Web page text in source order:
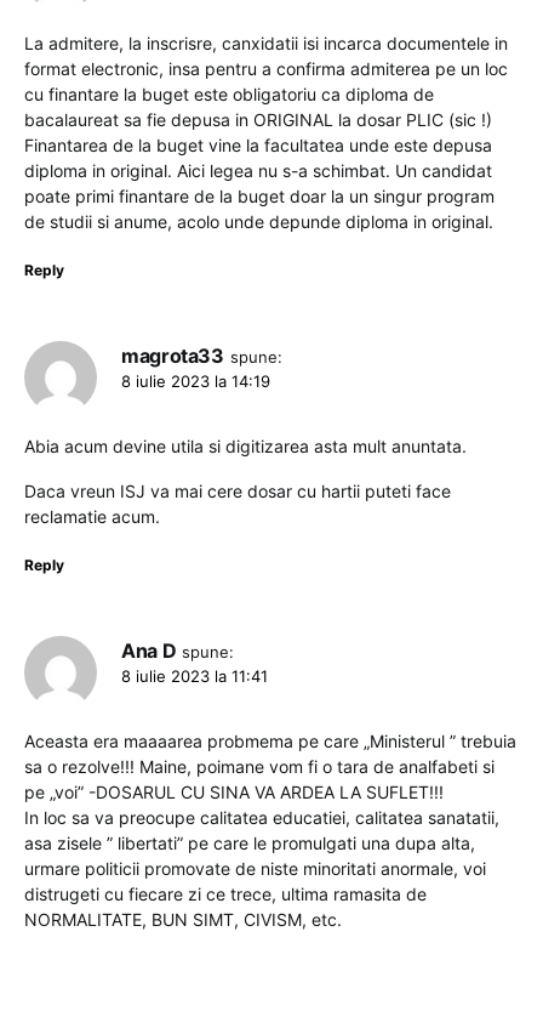
La admitere, la inscrisre, canxidatii isi incarca documentele in
format electronic, insa pentru a confirma admiterea pe un loc
cu finantare la buget este obligatoriu ca diploma de
bacalaureat sa fie depusa in ORIGINAL la dosar PLIC (sic !)
Finantarea de la buget vine la facultatea unde este depusa
diploma in original. Aici legea nu s-a schimbat. Un candidat
poate primi finantare de la buget doar la un singur program
de studii si anume, acolo unde depunde diploma in original.
Reply
magrota33 spune:
8 iulie 2023 la 14:19
Abia acum devine utila si digitizarea asta mult anuntata.
Daca vreun ISJ va mai cere dosar cu hartii puteti face
reclamatie acum.
Reply
Ana D spune:
8 iulie 2023 la 11:41
Aceasta era maaaarea probmema pe care „Ministerul ” trebuia
sa o rezolve!!! Maine, poimane vom fi o tara de analfabeti si
pe „voi” -DOSARUL CU SINA VA ARDEA LA SUFLET!!!
In loc sa va preocupe calitatea educatiei, calitatea sanatatii,
asa zisele ” libertati” pe care le promulgati una dupa alta,
urmare politicii promovate de niste minoritati anormale, voi
distrugeti cu fiecare zi ce trece, ultima ramasita de
NORMALITATE, BUN SIMT, CIVISM, etc.